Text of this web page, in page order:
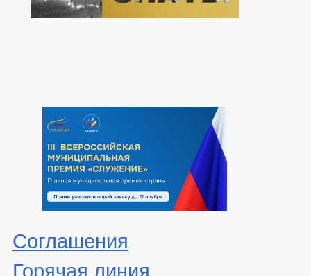
Соглашения
Горячая линия